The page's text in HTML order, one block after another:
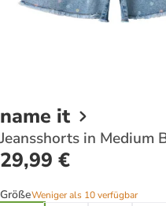
name it
Jeansshorts in Medium
29,99 €
GrößeWeniger als 10 verfügbar